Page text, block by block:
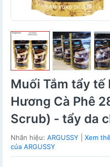
Muối Tắm tẩy
Hương Cà Phê
Scrub) - tẩy da
Nhãn hiệu: ARGUSSY
Xem
của ARGUSSY